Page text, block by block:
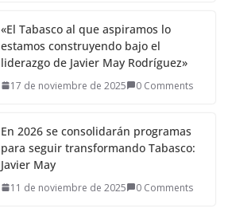
«El Tabasco al que aspiramos lo
estamos construyendo bajo el
liderazgo de Javier May Rodríguez»
17 de noviembre de 2025 0 Comments
En 2026 se consolidarán programas
para seguir transformando Tabasco:
Javier May
11 de noviembre de 2025 0 Comments